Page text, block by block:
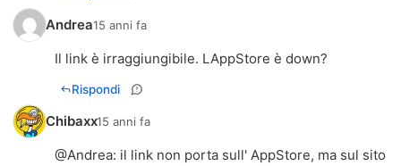
Andrea15 anni fa
Il link è irraggiungibile. LAppStore è down?
Rispondi
Chibaxx15 anni fa
@Andrea: il link non porta sull' AppStore, ma sul sito